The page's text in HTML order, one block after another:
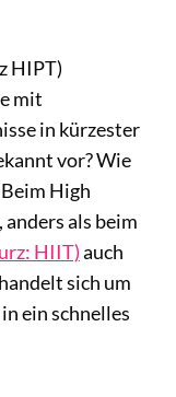
HIPT)
mit
in kürzester
vor? Wie
High
als beim
HIIT)auch
sich um
ein schnelles